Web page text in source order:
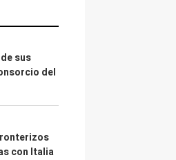
sus
del
con Italia